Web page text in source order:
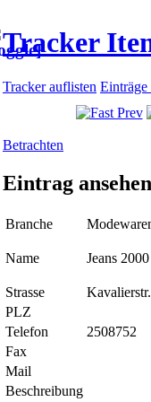
Tracker
Tracker auflisten Einträge
Betrachten
Eintrag ansehen
Branche
Name Jeans
Strasse
PLZ
Telefon
2508752
Fax
Mail
Beschreibung